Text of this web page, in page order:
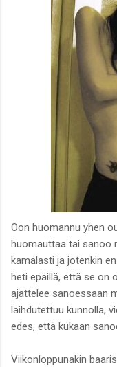
Oon huomannu yhen
huomauttaa tai sanoo
kamalasti ja jotenkin
heti epäillä, että se on
ajattelee sanoessaan
laihdutettuu kunnolla,
edes, että kukaan
Viikonloppunakin